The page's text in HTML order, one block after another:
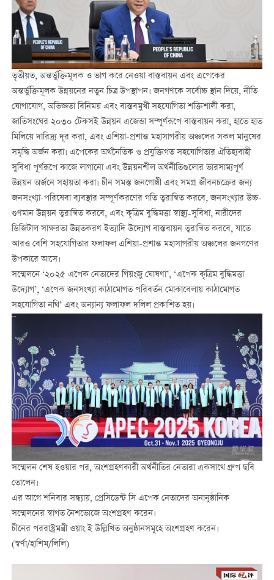
তৃতীয়ত, অন্তর্ভুক্তিমূলক ও ভাগ করে নেওয়া বাস্তবায়ন এবং এপেকের
অন্তর্ভুক্তিমূলক উন্নয়নের নতুন চিত্র উপস্থাপন। জনগণকে সর্বোচ্চ স্থান দিয়ে, নীতি
যোগাযোগ, অভিজ্ঞতা বিনিময় এবং বাস্তবমুখী সহযোগিতা শক্তিশালী করা,
জাতিসংঘের ২০৩০ টেকসই উন্নয়ন এজেন্ডা সম্পূর্ণরূপে বাস্তবায়ন করা, হাতে হাত
মিলিয়ে দারিদ্র্য দূর করা, এবং এশিয়া-প্রশান্ত মহাসাগরীয় অঞ্চলের সকল মানুষের
সমৃদ্ধি অর্জন করা। এপেকের অর্থনৈতিক ও প্রযুক্তিগত সহযোগিতার ঐতিহ্যবাহী
সুবিধা পূর্ণরূপে কাজে লাগানো এবং উন্নয়নশীল অর্থনীতিগুলোর ভারসাম্যপূর্ণ
উন্নয়ন অর্জনে সহায়তা করা। চীন সমস্ত জনগোষ্ঠী এবং সমগ্র জীবনচক্রের জন্য
জনসংখ্যা-পরিষেবা ব্যবস্থার সম্পূর্ণকরণের গতি ত্বরান্বিত করবে, জনসংখ্যার উচ্চ-
গুণমান উন্নয়ন ত্বরান্বিত করবে, এবং কৃত্রিম বুদ্ধিমত্তা স্বাস্থ্য-সুবিধা, নারীদের
ডিজিটাল সাক্ষরতা উন্নতকরণ ইত্যাদি উদ্যোগ বাস্তবায়ন ত্বরান্বিত করবে, যাতে
আরও বেশি সহযোগিতার ফলাফল এশিয়া-প্রশান্ত মহাসাগরীয় অঞ্চলের জনগণের
উপকারে আসে।
সম্মেলনে ‘২০২৫ এপেক নেতাদের গিয়ংজু ঘোষণা’, ‘এপেক কৃত্রিম বুদ্ধিমত্তা
উদ্যোগ’, ‘এপেক জনসংখ্যা কাঠামোগত পরিবর্তন মোকাবেলায় কাঠামোগত
সহযোগিতা নথি’ এবং অন্যান্য ফলাফল দলিল প্রকাশিত হয়।
সম্মেলন শেষ হওয়ার পর, অংশগ্রহণকারী অর্থনীতির নেতারা একসাথে গ্রুপ ছবি
তোলেন।
এর আগে শনিবার সন্ধ্যায়, প্রেসিডেন্ট সি এপেক নেতাদের অনানুষ্ঠানিক
সম্মেলনের স্বাগত নৈশভোজে অংশগ্রহণ করেন।
চীনের পররাষ্ট্রমন্ত্রী ওয়াং ই উল্লিখিত অনুষ্ঠানসমূহে অংশগ্রহণ করেন।
(স্বর্ণা/হাশিম/লিলি)